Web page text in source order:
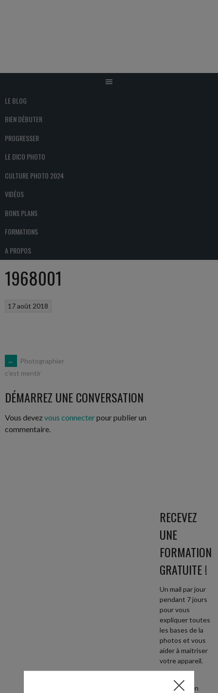
LE BLOG
BIEN DÉBUTER
PROGRESSER
LE DICO PHOTO
CULTURE PHOTO 2024
VIDÉOS
BONS PLANS
FORMATIONS
A PROPOS
1968001
17 août 2018
NAVIGATION
DES
ARTICLES
←
Photographier
c’est mentir
DÉMARREZ UNE CONVERSATION
Vous devez vous connecterpour publier un
commentaire.
RECEVEZ
UNE
FORMATION
GRATUITE !
Un mail par jour
pendant 7 jours
pour vous
expliquer toutes
les bases de la
photos et vous
aider à maitriser
votre appareil.
recevez en